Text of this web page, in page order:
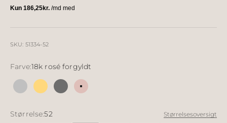
SKU: 51334-52
Farve:18k rosé forgyldt
Sølv 18k forgyldt sølv
Sølv sort ruthineret
18k rosé forgyldt
Størrelse:52 Størrelsesoversigt